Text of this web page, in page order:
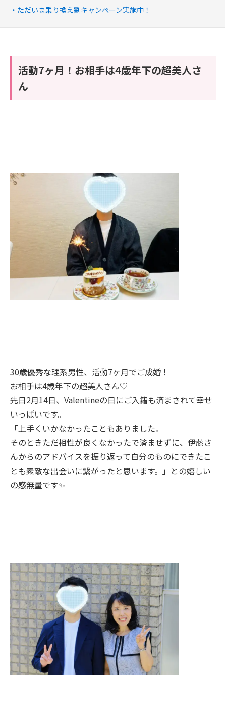
ただいま乗り換え割キャンぺーン実施中！
活動7ヶ月！お相手は4歳年下の超美人さ
ん
30歳優秀な理系男性、活動7ヶ月でご成婚！
お相手は4歳年下の超美人さん♡
先日2月14日、Valentineの日にご入籍も済まされて幸せ
いっぱいです。
「上手くいかなかったこともありました。
そのときただ相性が良くなかったで済ませずに、伊藤さ
んからのアドバイスを振り返って自分のものにできたこ
とも素敵な出会いに繋がったと思います。」との嬉しい
の感無量です✨